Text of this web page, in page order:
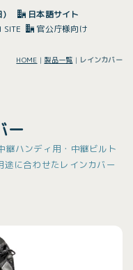
)
日本語サイト
SITE
官公庁様向け
HOME |製品一覧 | レインカバー
ー
継ハンディ用・中継ビルト
途に合わせたレインカバー